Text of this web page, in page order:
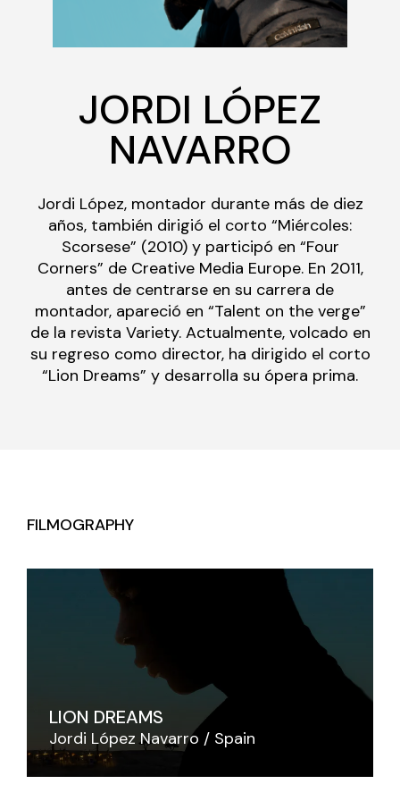
JORDI LÓPEZ
NAVARRO
Jordi López, montador durante más de diez
años, también dirigió el corto “Miércoles:
Scorsese” (2010) y participó en “Four
Corners” de Creative Media Europe. En 2011,
antes de centrarse en su carrera de
montador, apareció en “Talent on the verge”
de la revista Variety. Actualmente, volcado en
su regreso como director, ha dirigido el corto
“Lion Dreams” y desarrolla su ópera prima.
FILMOGRAPHY
LION DREAMS
Jordi López Navarro Spain